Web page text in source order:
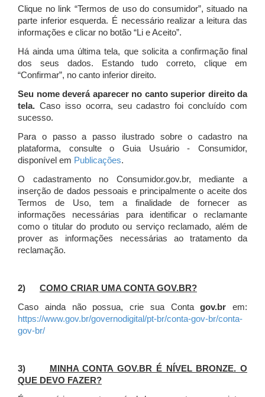
Clique no link “Termos de uso do consumidor”, situado na
parte inferior esquerda. É necessário realizar a leitura das
informações e clicar no botão “Li e Aceito”.
Há ainda uma última tela, que solicita a confirmação final
dos seus dados. Estando tudo correto, clique em
“Confirmar”, no canto inferior direito.
Seu nome deverá aparecer no canto superior direito da
tela. Caso isso ocorra, seu cadastro foi concluído com
sucesso.
Para o passo a passo ilustrado sobre o cadastro na
plataforma, consulte o Guia Usuário - Consumidor,
disponível em Publicações.
O cadastramento no Consumidor.gov.br, mediante a
inserção de dados pessoais e principalmente o aceite dos
Termos de Uso, tem a finalidade de fornecer as
informações necessárias para identificar o reclamante
como o titular do produto ou serviço reclamado, além de
prover as informações necessárias ao tratamento da
reclamação.
2) COMO CRIAR UMA CONTA GOV.BR?
Caso ainda não possua, crie sua Contagov.br em:
https://www.gov.br/governodigital/pt-br/conta-gov-br/conta-
gov-br/
3)
MINHA CONTA GOV.BR É NÍVEL BRONZE. O
QUE DEVO FAZER?